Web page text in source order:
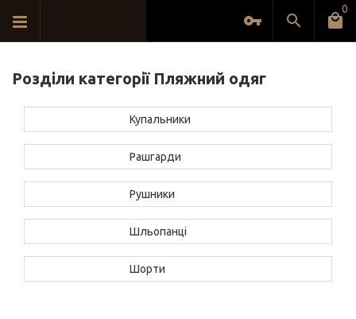
0
Розділи категорії Пляжний одяг
Купальники
Рашгарди
Рушники
Шльопанці
Шорти